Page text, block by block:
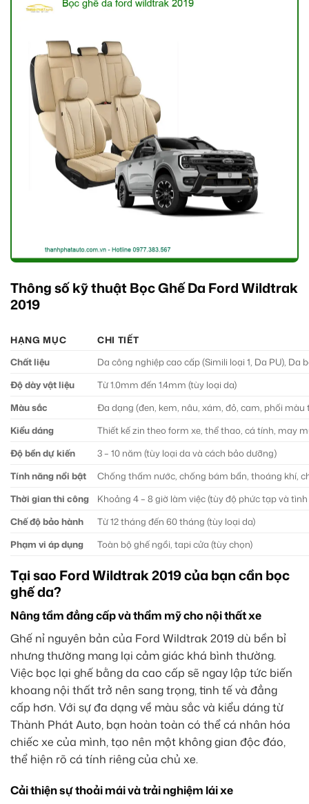
Thông số kỹ thuật Bọc Ghế Da Ford Wildtrak
2019
HẠNG MỤC
CHI TIẾT
Chất liệu
Da công nghiệp cao cấp (Simili loại 1, Da PU),
Độ dày vật liệu
Từ 1.0mm đến 1.4mm (tùy loại da)
Màu sắc
Đa dạng (đen, kem, nâu, xám, đỏ, cam, phối màu
Kiểu dáng
Thiết kế zin theo form xe, thể thao, cá tính, may
Độ bền dự kiến
3 – 10 năm (tùy loại da và cách bảo dưỡng)
Tính năng nổi bật
Chống thấm nước, chống bám bẩn, thoáng khí,
Thời gian thi công
Khoảng 4 – 8 giờ làm việc (tùy độ phức tạp và
Chế độ bảo hành
Từ 12 tháng đến 60 tháng (tùy loại da)
Phạm vi áp dụng
Toàn bộ ghế ngồi, tapi cửa (tùy chọn)
Tại sao Ford Wildtrak 2019 của bạn cần bọc
ghế da?
Nâng tầm đẳng cấp và thẩm mỹ cho nội thất xe
Ghế nỉ nguyên bản của Ford Wildtrak 2019 dù bền bỉ
nhưng thường mang lại cảm giác khá bình thường.
Việc bọc lại ghế bằng da cao cấp sẽ ngay lập tức biến
khoang nội thất trở nên sang trọng, tinh tế và đẳng
cấp hơn. Với sự đa dạng về màu sắc và kiểu dáng từ
Thành Phát Auto, bạn hoàn toàn có thể cá nhân hóa
chiếc xe của mình, tạo nên một không gian độc đáo,
thể hiện rõ cá tính riêng của chủ xe.
Cải thiện sự thoải mái và trải nghiệm lái xe